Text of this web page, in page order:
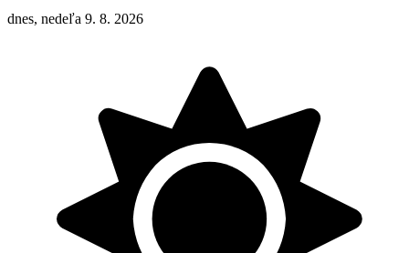
dnes, nedeľa 9. 8. 2026